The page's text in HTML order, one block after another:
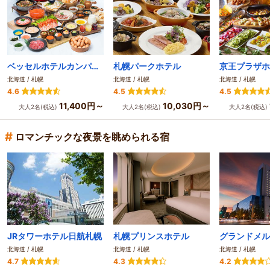
ベッセルホテルカンパーナすすきの【大浴場・サウナ完備】
北海道 / 札幌
4.6
大人2名(税込) 11,400円～
札幌パークホテル
北海道 / 札幌
4.5
大人2名(税込) 10,030円～
京王プラザ
北海道 / 札幌
4.5
大人2名(税込)
# ロマンチックな夜景を眺められる宿
JRタワーホテル日航札幌
北海道 / 札幌
4.7
札幌プリンスホテル
北海道 / 札幌
4.3
北海道 / 札幌
4.2